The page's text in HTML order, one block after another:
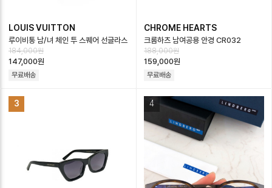
LOUIS VUITTON
루이비통 남/녀 체인 투 스퀘어 선글라스
- Louis vuitton Chain Squa…
184,000원
147,000원
무료배송
CHROME HEARTS
크롬하츠 남여공용 안경 CR032
188,000원
159,000원
무료배송
3 4